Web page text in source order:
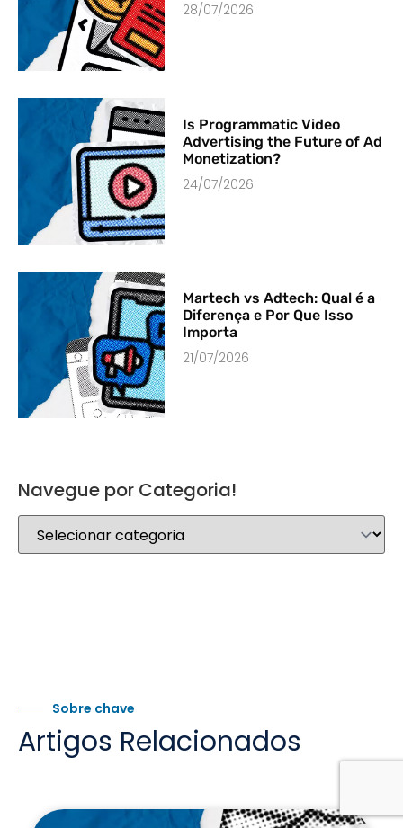
28/07/2026
Is Programmatic Video
Advertising the Future of Ad
Monetization?
24/07/2026
Martech vs Adtech: Qual é a
Diferença e Por Que Isso
Importa
21/07/2026
Navegue por Categoria!
Sobre chave
Artigos Relacionados